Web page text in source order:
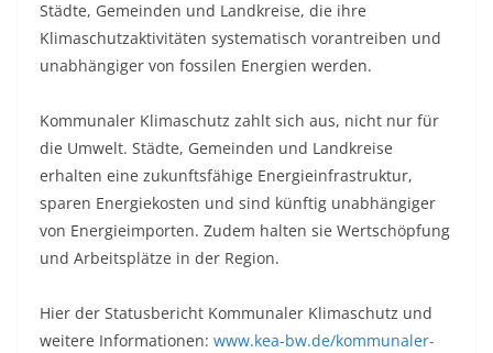
Städte, Gemeinden und Landkreise, die ihre
Klimaschutzaktivitäten systematisch vorantreiben und
unabhängiger von fossilen Energien werden.
Kommunaler Klimaschutz zahlt sich aus, nicht nur für
die Umwelt. Städte, Gemeinden und Landkreise
erhalten eine zukunftsfähige Energieinfrastruktur,
sparen Energiekosten und sind künftig unabhängiger
von Energieimporten. Zudem halten sie Wertschöpfung
und Arbeitsplätze in der Region.
Hier der Statusbericht Kommunaler Klimaschutz und
weitere Informationen: www.kea-bw.de/kommunaler-